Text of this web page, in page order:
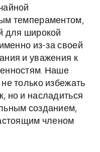
темпераментом,
для широкой
из-за своей
и уважения к
Наше
только избежать
но и насладиться
созданием,
членом